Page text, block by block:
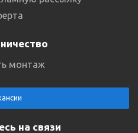
монтаж
на связи